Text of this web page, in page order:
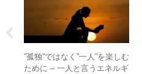
”孤独”ではなく”一人”を楽しむ
ために – 一人と言うエネルギ